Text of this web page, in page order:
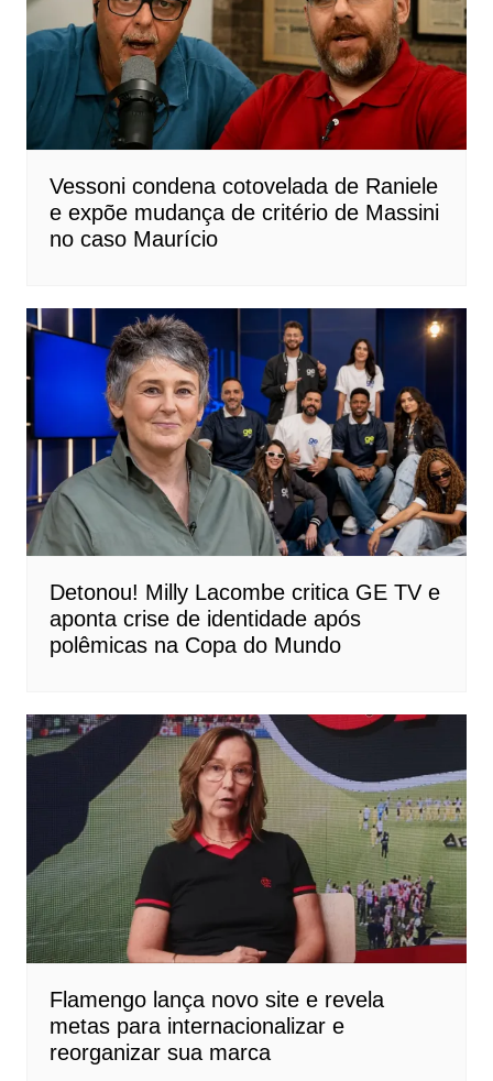
Vessoni condena cotovelada de Raniele
e expõe mudança de critério de Massini
no caso Maurício
Detonou! Milly Lacombe critica GE TV e
aponta crise de identidade após
polêmicas na Copa do Mundo
Flamengo lança novo site e revela
metas para internacionalizar e
reorganizar sua marca